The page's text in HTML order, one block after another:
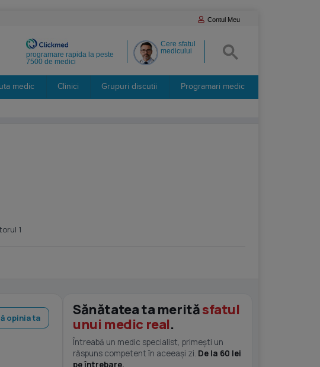
Contul Meu
Cere sfatul
medicului
programare rapida la peste
7500 de medici
medic Clinici Grupuri discutii Programari medic
1
opinia ta Sănătatea ta merităsfatul
unui medic real.
Întreabă un medic specialist, primești un
răspuns competent în aceeași zi. De la 60 lei
pe întrebare.